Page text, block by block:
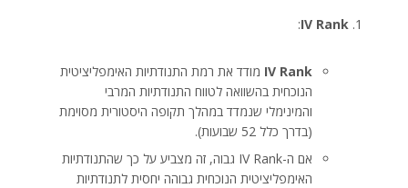
IV Rank
:
IV Rank מודד את רמת התנודתיות האימפליציטית
הנוכחית בהשוואה לטווח התנודתיות המרבי
והמינימלי שנמדד במהלך תקופה היסטורית מסוימת
(בדרך כלל 52 שבועות).
אם ה-IV Rank גבוה, זה מצביע על כך שהתנודתיות
האימפליציטית הנוכחית גבוהה יחסית לתנודתיות